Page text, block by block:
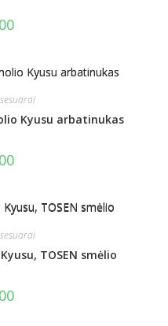
Kyusu arbatinukas
TOSEN smėlio